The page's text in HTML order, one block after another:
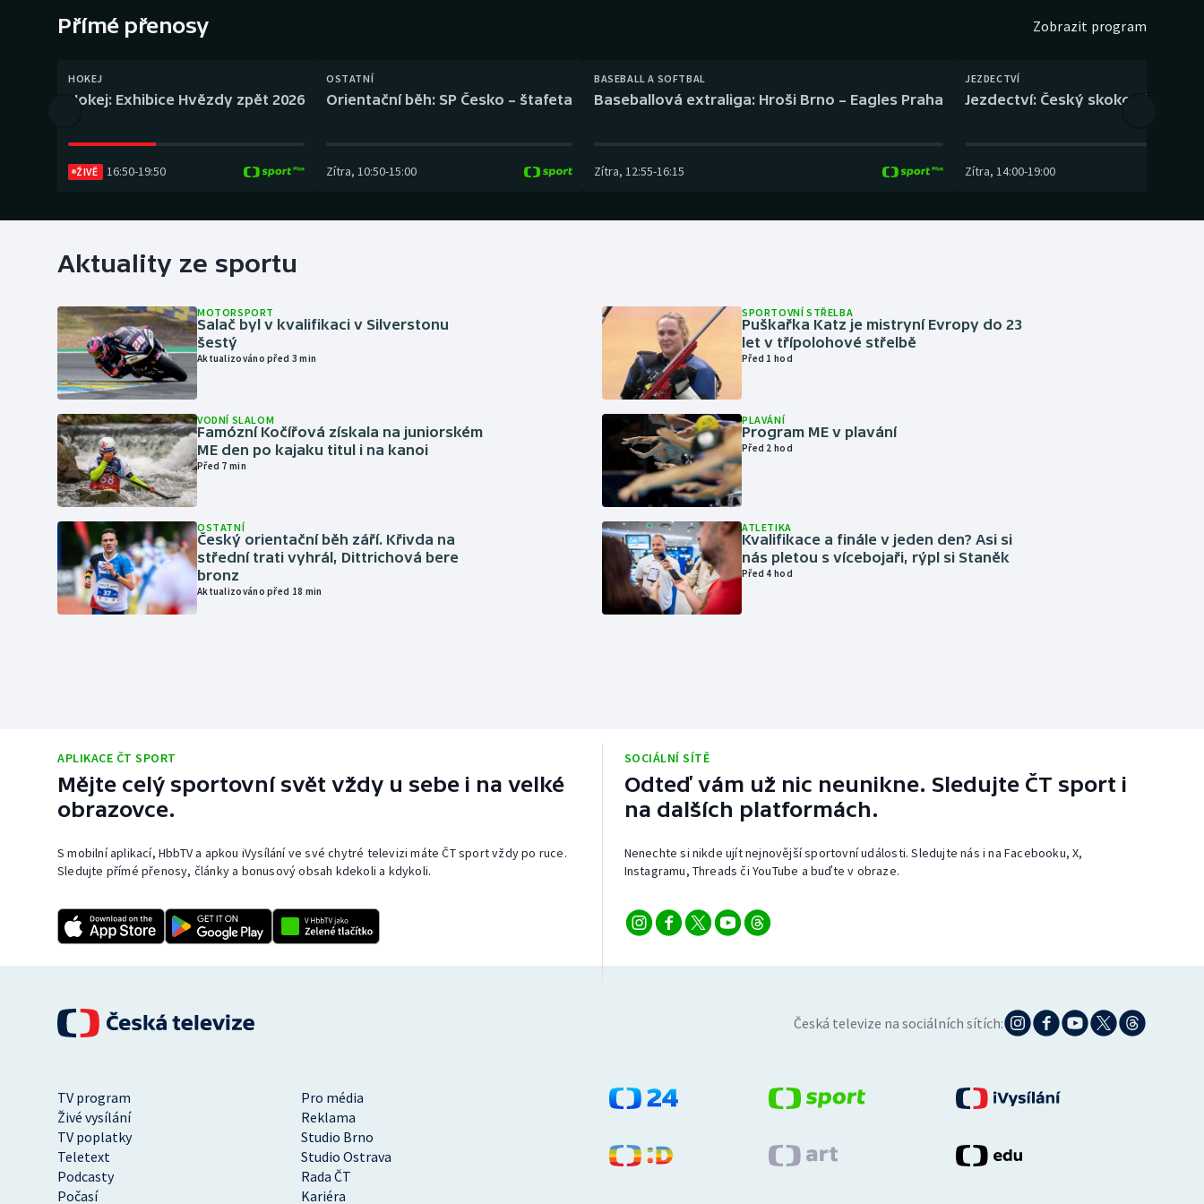
Florbal
Golf
Gymnastika
Olympijské hry
Plážový volejbal
Vodní slalom
Ostatní
Přímé přenosy Zobrazit program
HOKEJ
Hokej: Exhibice Hvězdy zpět 2026
ŽIVĚ 16:50-19:50
OSTATNÍ
Orientační běh: SP Česko – štafeta
Zítra, 10:50-15:00
BASEBALL A SOFTBAL
Baseballová extraliga: Hroši Brno – Eagles Praha
Zítra, 12:55-16:15
JEZDECTVÍ
Jezdectví: Český skokový pohár
Zítra, 14:00-19:00
Aktuality ze sportu
MOTORSPORT
Salač byl v kvalifikaci v Silverstonu
šestý
Aktualizováno před 3 min
VODNÍ SLALOM
Famózní Kočířová získala na juniorském
ME den po kajaku titul i na kanoi
Před 7 min
OSTATNÍ
Český orientační běh září. Křivda na
střední trati vyhrál, Dittrichová bere
bronz
Aktualizováno před 18 min
SPORTOVNÍ STŘELBA
Puškařka Katz je mistryní Evropy do 23
let v třípolohové střelbě
Před 1 hod
PLAVÁNÍ
Program ME v plavání
Před 2 hod
ATLETIKA
Kvalifikace a finále v jeden den? Asi si
nás pletou s vícebojaři, rýpl si Staněk
Před 4 hod
APLIKACE ČT SPORT
Mějte celý sportovní svět vždy u sebe i na velké
obrazovce.
S mobilní aplikací, HbbTV a apkou iVysílání ve své chytré televizi máte ČT sport vždy po ruce.
Sledujte přímé přenosy, články a bonusový obsah kdekoli a kdykoli.
SOCIÁLNÍ SÍTĚ
Odteď vám už nic neunikne. Sledujte ČT sport i
na dalších platformách.
Nenechte si nikde ujít nejnovější sportovní události. Sledujte nás i na Facebooku, X,
Instagramu, Threads či YouTube a buďte v obraze.
Česká televize na sociálních sítích:
TV program
Pro média
Živé vysílání
Reklama
TV poplatky
Studio Brno
Teletext
Studio Ostrava
Podcasty
Rada ČT
Počasí
Kariéra